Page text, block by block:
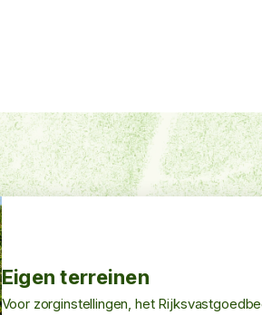
Eigen terreinen
Voor zorginstellingen, het